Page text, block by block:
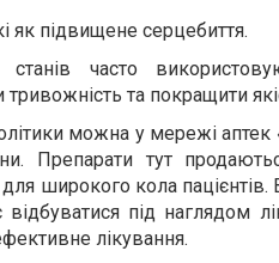
як підвищене серцебиття.
часто
та покращити
можна у мережі
Препарати тут
широкого кола
відбуватися під наглядом
лікування.